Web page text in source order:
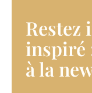
(environ
dernier).
Cette
Restez
inspiré
à la